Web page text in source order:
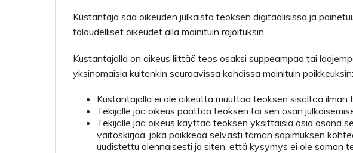
Kustantaja saa oikeuden julkaista teoksen digitaalisissa ja
taloudelliset oikeudet alla mainituin rajoituksin.
Kustantajalla on oikeus liittää teos osaksi suppeampaa tai
yksinomaisia kuitenkin seuraavissa kohdissa mainituin poikkeuksin:
Kustantajalla ei ole oikeutta muuttaa teoksen sisältöä ilman
Tekijälle jää oikeus päättää teoksen tai sen osan
Tekijälle jää oikeus käyttää teoksen yksittäisiä osia osana
väitöskirjaa, joka poikkeaa selvästi tämän sopimuksen
uudistettu olennaisesti ja siten, että kysymys ei ole saman